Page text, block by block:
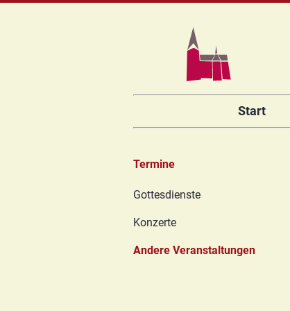
überspringen
Start
Termine
Navigation
Gottesdienste
Konzerte
Andere Veranstaltungen